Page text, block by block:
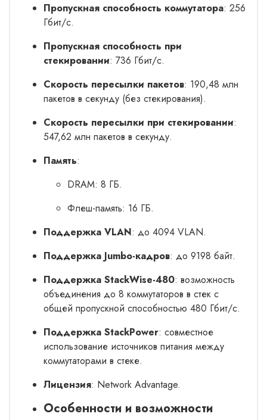
Пропускная способность коммутатора: 256
Гбит/с.
Пропускная способность при
стекировании: 736 Гбит/с.
Скорость пересылки пакетов: 190,48 млн
пакетов в секунду (без стекирования).
Скорость пересылки при стекировании:
547,62 млн пакетов в секунду.
Память:
DRAM: 8 ГБ.
Флеш-память: 16 ГБ.
Поддержка VLAN: до 4094 VLAN.
Поддержка Jumbo-кадров: до 9198 байт.
Поддержка StackWise-480: возможность
объединения до 8 коммутаторов в стек с
общей пропускной способностью 480 Гбит/с.
Поддержка StackPower: совместное
использование источников питания между
коммутаторами в стеке.
Лицензия: Network Advantage.
Особенности и возможности